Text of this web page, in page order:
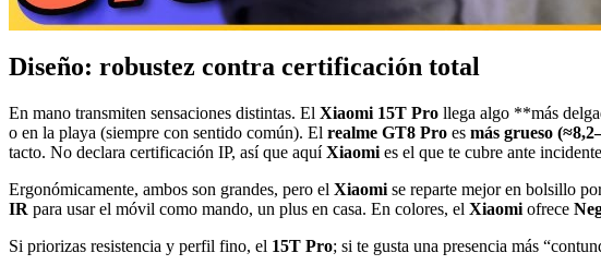
Diseño: robustez contra certificación total
En mano transmiten sensaciones distintas. El Xiaomi 15T Pro llega algo **más
o en la playa (siempre con sentido común). El realme GT8 Pro es más grueso (≈
tacto. No declara certificación IP, así que aquíXiaomi es el que te cubre ante
Ergonómicamente, ambos son grandes, pero el Xiaomi se reparte mejor en bolsillo
IR para usar el móvil como mando, un plus en casa. En colores, el Xiaomi ofrece
Si priorizas resistencia y perfil fino, el 15T Pro; si te gusta una presencia más